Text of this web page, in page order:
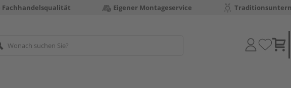
Fachhandelsqualität Eigener Montageservice